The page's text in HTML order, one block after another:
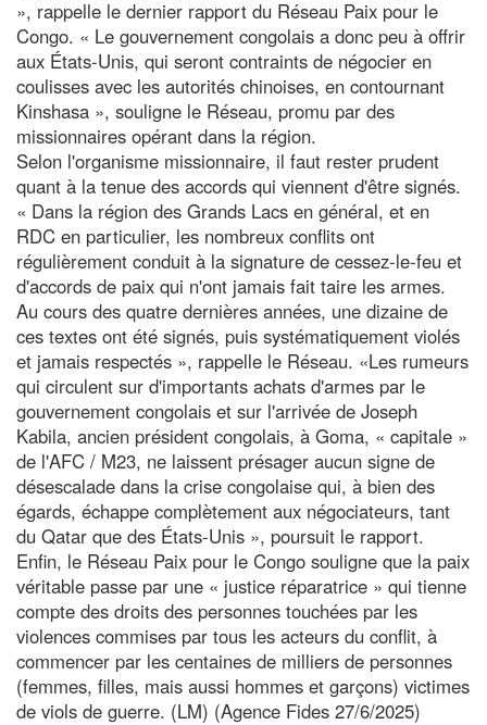
», rappelle le dernier rapport du Réseau Paix pour le
Congo. « Le gouvernement congolais a donc peu à offrir
aux États-Unis, qui seront contraints de négocier en
coulisses avec les autorités chinoises, en contournant
Kinshasa », souligne le Réseau, promu par des
missionnaires opérant dans la région.
Selon l'organisme missionnaire, il faut rester prudent
quant à la tenue des accords qui viennent d'être signés.
« Dans la région des Grands Lacs en général, et en
RDC en particulier, les nombreux conflits ont
régulièrement conduit à la signature de cessez-le-feu et
d'accords de paix qui n'ont jamais fait taire les armes.
Au cours des quatre dernières années, une dizaine de
ces textes ont été signés, puis systématiquement violés
et jamais respectés », rappelle le Réseau. «Les rumeurs
qui circulent sur d'importants achats d'armes par le
gouvernement congolais et sur l'arrivée de Joseph
Kabila, ancien président congolais, à Goma, « capitale »
de l'AFC / M23, ne laissent présager aucun signe de
désescalade dans la crise congolaise qui, à bien des
égards, échappe complètement aux négociateurs, tant
du Qatar que des États-Unis », poursuit le rapport.
Enfin, le Réseau Paix pour le Congo souligne que la paix
véritable passe par une « justice réparatrice » qui tienne
compte des droits des personnes touchées par les
violences commises par tous les acteurs du conflit, à
commencer par les centaines de milliers de personnes
(femmes, filles, mais aussi hommes et garçons) victimes
de viols de guerre. (LM) (Agence Fides 27/6/2025)